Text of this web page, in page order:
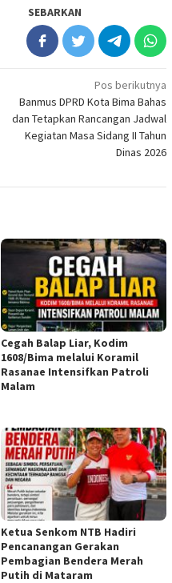
SEBARKAN
Pos berikutnya
Banmus DPRD Kota Bima Bahas
dan Tetapkan Rancangan Jadwal
Kegiatan Masa Sidang II Tahun
Dinas 2026
Cegah Balap Liar, Kodim
1608/Bima melalui Koramil
Rasanae Intensifkan Patroli
Malam
Ketua Senkom NTB Hadiri
Pencanangan Gerakan
Pembagian Bendera Merah
Putih di Mataram